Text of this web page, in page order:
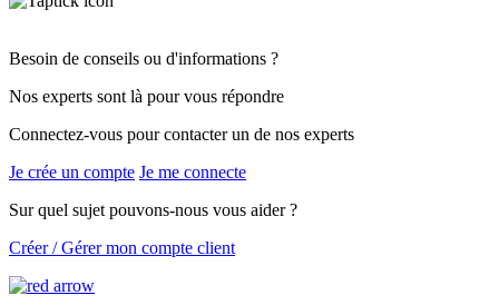
Besoin de conseils ou d'informations ?
Nos experts sont là pour vous répondre
Connectez-vous pour contacter un de nos experts
Je crée un compte Je me connecte
Sur quel sujet pouvons-nous vous aider ?
Créer / Gérer mon compte client